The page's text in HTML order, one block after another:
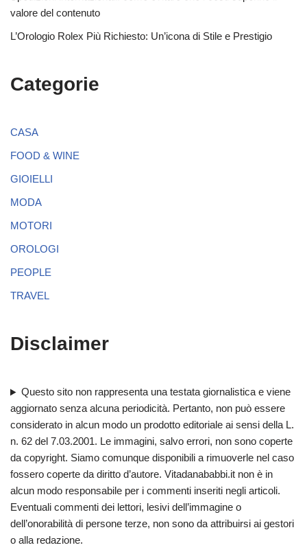
valore del contenuto
L’Orologio Rolex Più Richiesto: Un’icona di Stile e Prestigio
Categorie
CASA
FOOD & WINE
GIOIELLI
MODA
MOTORI
OROLOGI
PEOPLE
TRAVEL
Disclaimer
Questo sito non rappresenta una testata giornalistica e viene
aggiornato senza alcuna periodicità. Pertanto, non può essere
considerato in alcun modo un prodotto editoriale ai sensi della L.
n. 62 del 7.03.2001. Le immagini, salvo errori, non sono coperte
da copyright. Siamo comunque disponibili a rimuoverle nel caso
fossero coperte da diritto d’autore. Vitadanababbi.it non è in
alcun modo responsabile per i commenti inseriti negli articoli.
Eventuali commenti dei lettori, lesivi dell’immagine o
dell’onorabilità di persone terze, non sono da attribuirsi ai gestori
o alla redazione.